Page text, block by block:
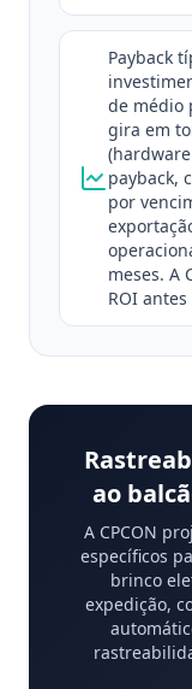
Payback
de médio
gira em
payback,
por
meses. A
ROI
ao
A CPCON
específicos
brinco
expedição,